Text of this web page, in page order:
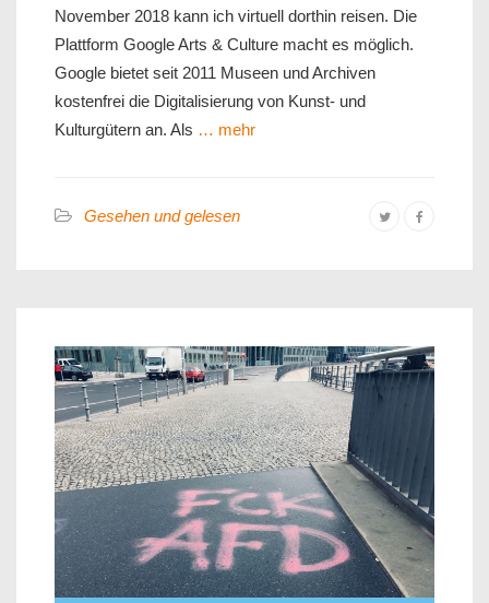
November 2018 kann ich virtuell dorthin reisen. Die
Plattform Google Arts & Culture macht es möglich.
Google bietet seit 2011 Museen und Archiven
kostenfrei die Digitalisierung von Kunst- und
Kulturgütern an. Als … mehr
Gesehen und gelesen